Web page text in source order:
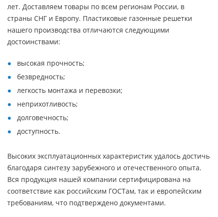
лет. Доставляем товары по всем регионам России, в
страны СНГ и Европу. Пластиковые газонные решетки
нашего производства отличаются следующими
достоинствами:
высокая прочность;
безвредность;
легкость монтажа и перевозки;
неприхотливость;
долговечность;
доступность.
Высоких эксплуатационных характеристик удалось достичь
благодаря синтезу зарубежного и отечественного опыта.
Вся продукция нашей компании сертифицирована на
соответствие как российским ГОСТам, так и европейским
требованиям, что подтверждено документами.